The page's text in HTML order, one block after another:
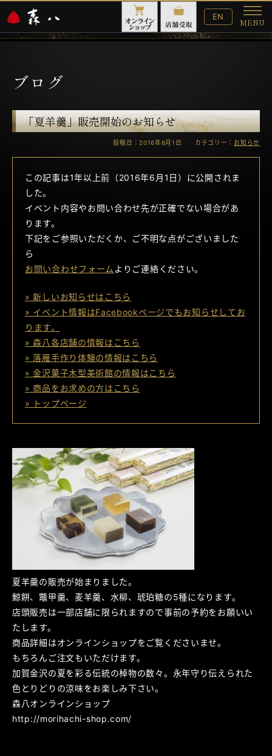
English
Website
EN
MENU
メ
ニ
ブログ
「夏羊羹」販売開始のお知らせ
投稿日：2016年6月1日 カテゴリー： お知らせ
この記事は1年以上前（2016年6月1日）に公開されま
した。
イベント内容やお問い合わせ先が正確でない場合があ
ります。
下記をご参照いただくか、ご不明な点がございました
ら
お問い合わせフォーム よりご連絡ください。
» 新しいお知らせはこちら
» イベント情報はFacebookページでもお知らせしてお
ります。
» 森八各店舗の情報はこちら
» 落雁手作り体験の情報はこちら
» 金沢菓子木型美術館の情報はこちら
» 商品をお求めの方はこちら
» トップページ
夏羊羹の販売が始まりました。
鯨餅、鼈甲羹、麦羊羹、水柳、琥珀糖の5種になります。
店頭販売は一部店舗に限られますので事前の予約をお願いい
たします。
商品詳細はオンラインショップをご覧くださいませ。
もちろんご注文もいただけます。
加賀金沢の夏を彩る伝統の棹物の数々。永年守り伝えられた
色とりどりの涼味をお楽しみ下さい。
森八オンラインショップ
http://morihachi-shop.com/